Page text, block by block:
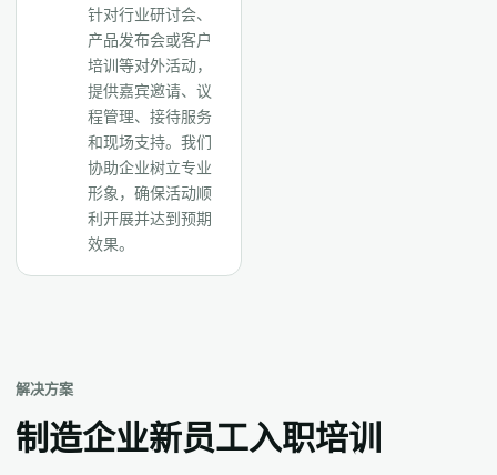
针对行业研讨会、
产品发布会或客户
培训等对外活动，
提供嘉宾邀请、议
程管理、接待服务
和现场支持。我们
协助企业树立专业
形象，确保活动顺
利开展并达到预期
效果。
解决方案
制造企业新员工入职培训